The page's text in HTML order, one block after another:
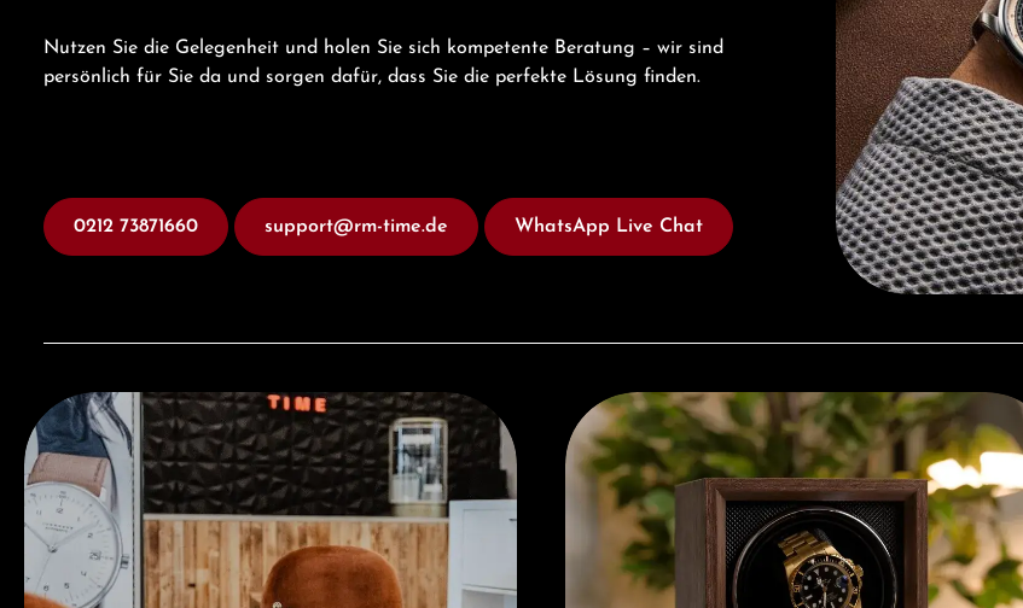
Nutzen Sie die Gelegenheit und holen Sie sich kompetente Beratung – wir sind
persönlich für Sie da und sorgen dafür, dass Sie die perfekte Lösung finden.
0212 73871660 support@rm-time.de WhatsApp Live Chat
Besuchen Sie uns Kostenloses Geschenk ab einem Einkauf von 1.000 €